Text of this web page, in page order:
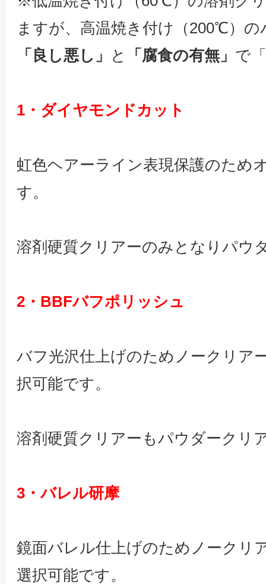
ますが、高温焼き付け（200℃）
「良し悪し」
と 「腐食の有無」 で
1・ダイヤモンドカット
虹色ヘアーライン表現保護のため
す。
溶剤硬質クリアーのみとなりパウ
2・BBFバフポリッシュ
バフ光沢仕上げのためノークリア
択可能です。
溶剤硬質クリアーもパウダークリ
3・バレル研摩
鏡面バレル仕上げのためノークリ
選択可能です。